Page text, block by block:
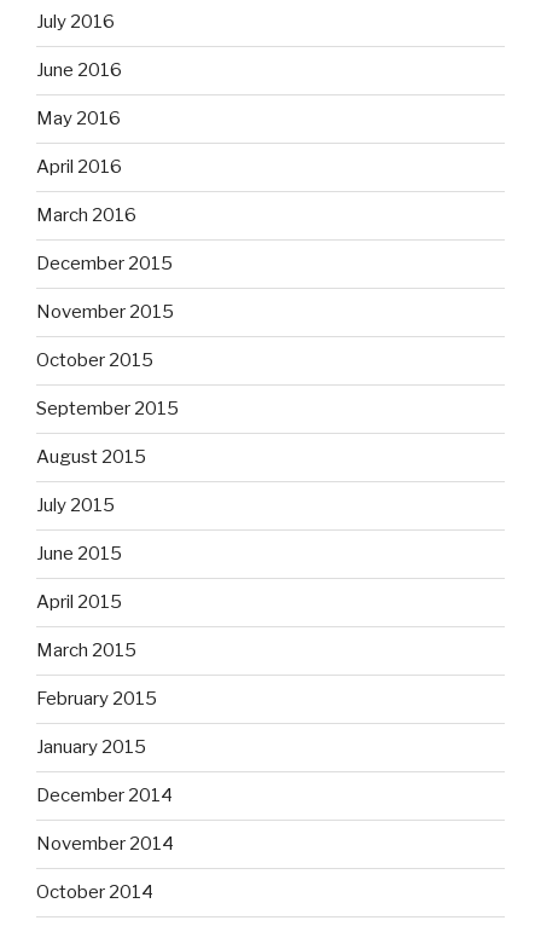
July 2016
June 2016
May 2016
April 2016
March 2016
December 2015
November 2015
October 2015
September 2015
August 2015
July 2015
June 2015
April 2015
March 2015
February 2015
January 2015
December 2014
November 2014
October 2014